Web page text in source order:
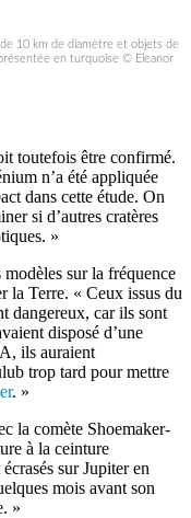
10 km de diamètre et objets de
en turquoise © Eleanor
toutefois être confirmé.
n’a été appliquée
dans cette étude. On
si d’autres cratères
»
sur la fréquence
la Terre. « Ceux issus du
dangereux, car ils sont
disposé d’une
ils auraient
trop tard pour mettre
. »
la comète Shoemaker-
à la ceinture
sur Jupiter en
mois avant son
»